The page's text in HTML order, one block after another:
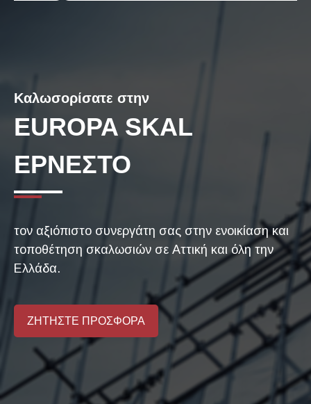
Καλωσορίσατε στην
EUROPA SKAL
ΕΡΝΕΣΤΟ
τον αξιόπιστο συνεργάτη σας στην ενοικίαση και
τοποθέτηση σκαλωσιών σε Αττική και όλη την
Ελλάδα.
ΖΗΤΗΣΤΕ ΠΡΟΣΦΟΡΑ